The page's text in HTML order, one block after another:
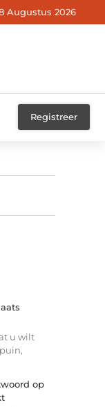
Augustus 2026
Registreer
u wilt
op